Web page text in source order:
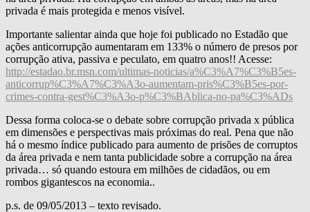
privada é mais protegida e menos visível.
Importante salientar ainda que hoje foi publicado no Estadão que
ações anticorrupção aumentaram em 133% o número de presos por
corrupção ativa, passiva e peculato, em quatro anos!! Acesse:
http://estadao.br.msn.com/ultimas-noticias/a%C3%A7%C3%B5es-
anticorrup%C3%A7%C3%A3o-aumentam-pris%C3%B5es-por-
crimes-contra-gest%C3%A3o-p%C3%BAblica-no-pa%C3%ADs
Dessa forma coloca-se o debate sobre corrupção privada x pública
em dimensões e perspectivas mais próximas do real. Pena que não
há o mesmo índice publicado para aumento de prisões de corruptos
da área privada e nem tanta publicidade sobre a corrupção na área
privada… só quando estoura em milhões de cidadãos, ou em
rombos gigantescos na economia..
p.s. de 09/05/2013 – texto revisado.